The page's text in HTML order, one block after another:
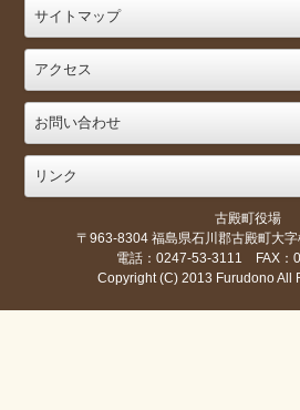
サイトマップ
アクセス
お問い合わせ
リンク
古殿町役場
〒963-8304 福島県石川郡古殿町大
電話：0247-53-3111 FAX：
Copyright (C) 2013 Furudono All